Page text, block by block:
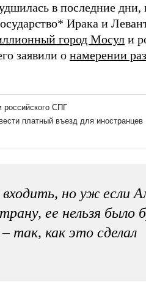
в последние дни,
Ирака и
город Мосул и
заявили о намерении
но уж если
ее нельзя было
так, как это сделал